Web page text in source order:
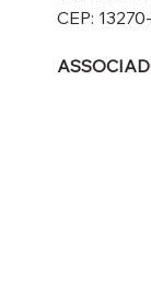
CEP: